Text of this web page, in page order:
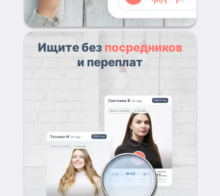
Ищите без посредников
и переплат